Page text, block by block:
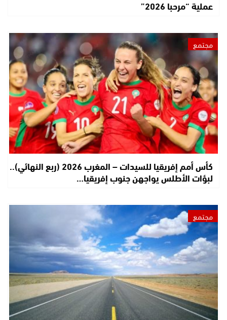
عملية “مرحبا 2026”
مجتمع
كأس أمم إفريقيا للسيدات – المغرب 2026 (ربع النهائي)..
لبؤات الأطلس يواجهن جنوب إفريقيا…
مجتمع